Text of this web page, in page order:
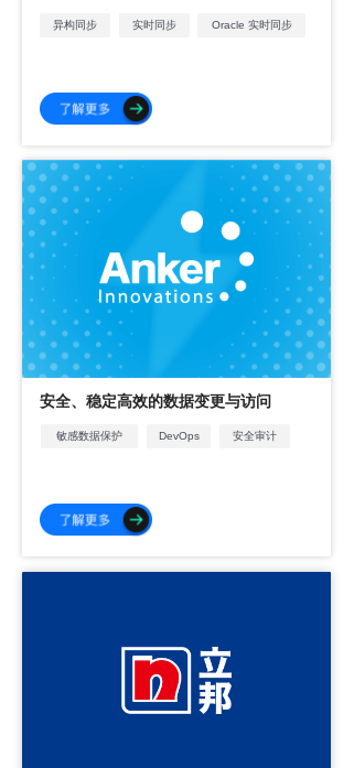
异构同步 实时同步 Oracle 实时同步
安全、稳定高效的数据变更与访问
DevOps 安全审计
敏感数据保护